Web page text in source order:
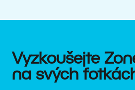
Vyzkoušejte
na svých